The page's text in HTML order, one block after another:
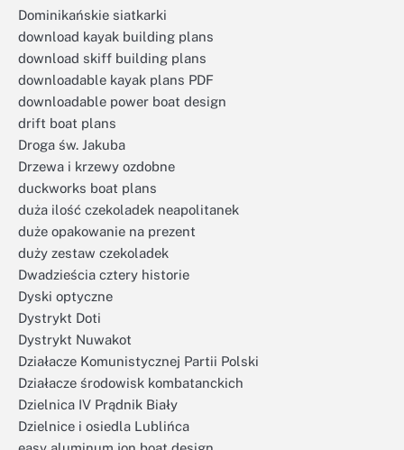
Dominikańskie siatkarki
download kayak building plans
download skiff building plans
downloadable kayak plans PDF
downloadable power boat design
drift boat plans
Droga św. Jakuba
Drzewa i krzewy ozdobne
duckworks boat plans
duża ilość czekoladek neapolitanek
duże opakowanie na prezent
duży zestaw czekoladek
Dwadzieścia cztery historie
Dyski optyczne
Dystrykt Doti
Dystrykt Nuwakot
Działacze Komunistycznej Partii Polski
Działacze środowisk kombatanckich
Dzielnica IV Prądnik Biały
Dzielnice i osiedla Lublińca